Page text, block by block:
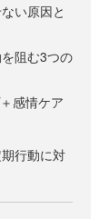
い原因と
阻む3つの
感情ケア
行動に対